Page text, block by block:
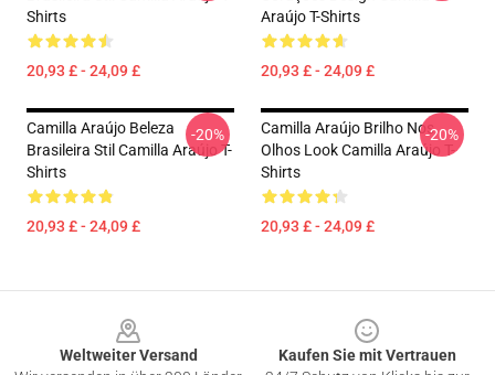
Shirts
20,93 £ - 24,09 £
Araújo T-Shirts
20,93 £ - 24,09 £
Camilla Araújo Beleza
Brasileira Stil Camilla Araújo T-
Shirts
20,93 £ - 24,09 £
-20%
Camilla Araújo Brilho Nos
Olhos Look Camilla Araújo T-
Shirts
20,93 £ - 24,09 £
-20%
Weltweiter Versand
Kaufen Sie mit Vertrauen